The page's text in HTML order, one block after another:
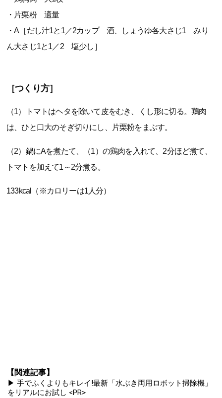
・片栗粉 適量
・A［だし汁1と1／2カップ 酒、しょうゆ各大さじ1 みり
ん大さじ1と1／2 塩少し］
［つくり方］
（1）トマトはヘタを除いて皮をむき、くし形に切る。鶏肉
は、ひと口大のそぎ切りにし、片栗粉をまぶす。
（2）鍋にAを煮たて、（1）の鶏肉を入れて、2分ほど煮て、
トマトを加えて1～2分煮る。
133kcal（※カロリーは1人分）
【関連記事】
▶ 手でふくよりもキレイ!最新「水ぶき両用ロボット掃除機」
をリアルにお試し <PR>